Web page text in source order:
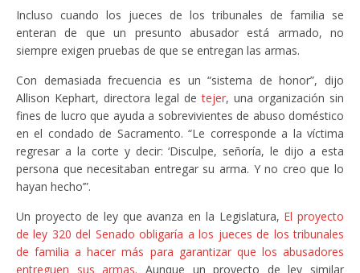
Incluso cuando los jueces de los tribunales de familia se
enteran de que un presunto abusador está armado, no
siempre exigen pruebas de que se entregan las armas.
Con demasiada frecuencia es un “sistema de honor”, dijo
Allison Kephart, directora legal detejer, una organización sin
fines de lucro que ayuda a sobrevivientes de abuso doméstico
en el condado de Sacramento. “Le corresponde a la víctima
regresar a la corte y decir: ‘Disculpe, señoría, le dijo a esta
persona que necesitaban entregar su arma. Y no creo que lo
hayan hecho’”.
Un proyecto de ley que avanza en la Legislatura, El proyecto
de ley 320 del Senado obligaría a los jueces de los tribunales
de familia a hacer más para garantizar que los abusadores
entreguen sus armas. Aunque un proyecto de ley similar